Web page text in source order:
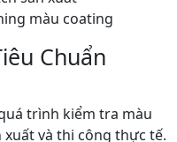
màu coating
Chuẩn
trình kiểm tra màu
và thi công thực tế.